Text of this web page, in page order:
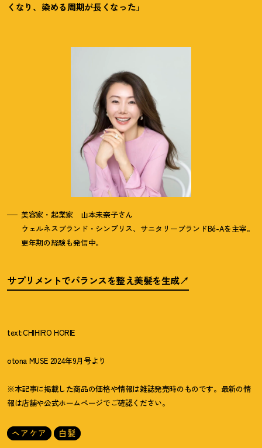
くなり、染める周期が長くなった」
美容家・起業家 山本未奈子さん
ウェルネスブランド・シンプリス、サニタリーブランドBé-Aを主宰。
更年期の経験も発信中。
サプリメントでバランスを整え美髪を生成
text:CHIHIRO HORIE
otona MUSE 2024年9月号より
※本記事に掲載した商品の価格や情報は雑誌発売時のものです。最新の情
報は店舗や公式ホームページでご確認ください。
ヘアケア 白髪